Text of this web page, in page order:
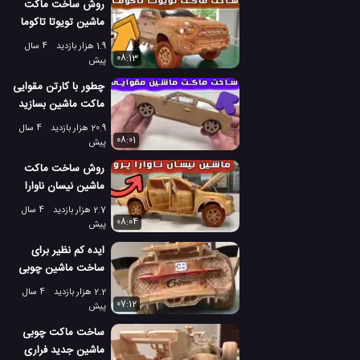
روش ساخت ماکت
ماشین تویوتا تاکوما
منبت کاری روی چوب
1.9 هزار بازدید
4 سال
پیش
08:13
چطور با کارتن مقوایی
ماکت ماشین بسازید
20.9 هزار بازدید
4 سال
پیش
08:01
روش ساخت ماکت
ماشین نیسان ناوارا
پرو با چوب
2.7 هزار بازدید
4 سال
پیش
08:04
ایده کم نظیر برای
ساخت ماشین چوبی
بوگاتی شیرون
2.2 هزار بازدید
4 سال
پیش
07:12
ساخت ماکت چوبی
ماشین جدید فراری